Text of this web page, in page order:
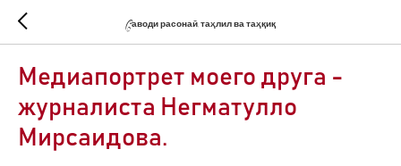
Cаводи расонаӣ, таҳлил ва таҳқиқ
Медиапортрет моего друга -
журналиста Негматулло
Мирсаидова.